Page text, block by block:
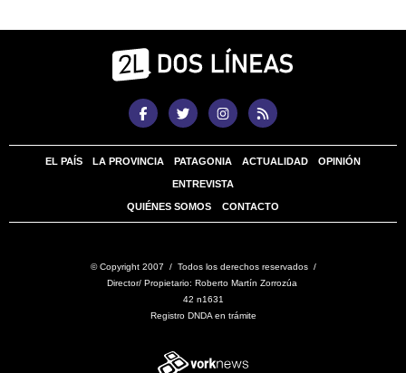
EL PAÍS LA PROVINCIA PATAGONIA ACTUALIDAD OPINIÓN
ENTREVISTA
QUIÉNES SOMOS CONTACTO
© Copyright 2007 / Todos los derechos reservados /
Director/ Propietario: Roberto Martín Zorrozúa
42 n1631
Registro DNDA en trámite